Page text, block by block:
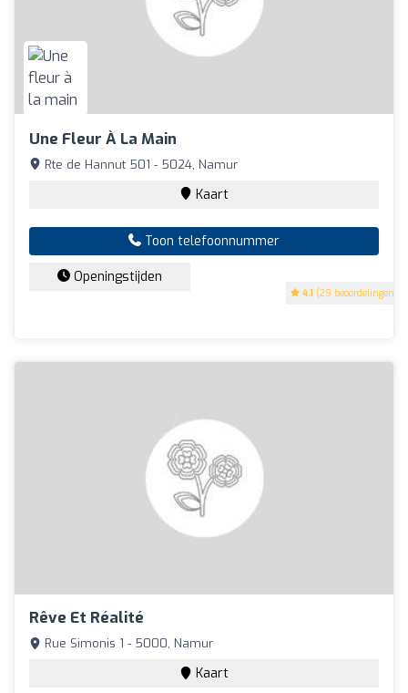
Une Fleur À La Main
4.1 (29 beoordelingen)
Rte de Hannut 501 - 5024, Namur
Kaart
Toon telefoonnummer
Openingstijden
Rêve Et Réalité
Rue Simonis 1 - 5000, Namur
Kaart